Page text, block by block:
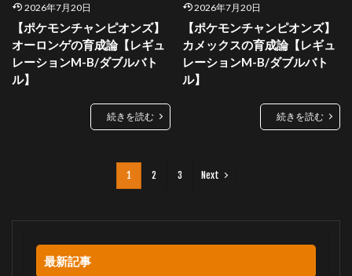
2026年7月20日
【ポケモンチャンピオンズ】
オーロンゲの育成論【レギュ
レーションM-B/ダブルバト
ル】
続きを読む
2026年7月20日
【ポケモンチャンピオンズ】
カメックスの育成論【レギュ
レーションM-B/ダブルバト
ル】
続きを読む
1 2 3 Next
最新記事